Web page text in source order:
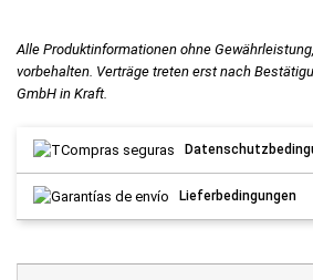
Alle Produktinformationen ohne
vorbehalten. Verträge treten erst nach
GmbH in Kraft.
Lieferbedingungen